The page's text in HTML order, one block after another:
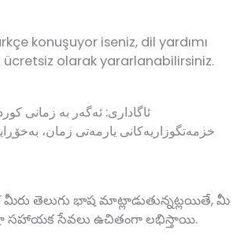
konuşuyor iseniz, dil yardımı
olarak yararlanabilirsiniz.
ئاگاداری: ئەگەر بە زمانی
خزمەتگوزاریەکانی یارمەتی زمان،
మీరు తెలుగు భాష మాట్లాడుతున్నట్లయితే, మీ
సహాయక సేవలు ఉచితంగా లభిస్తాయి.